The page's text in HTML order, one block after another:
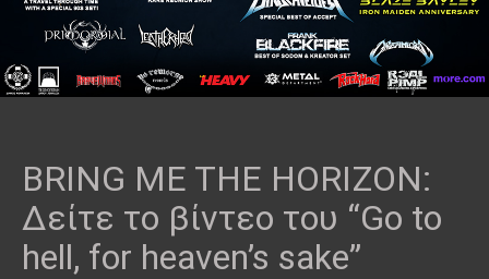
BRING ME THE HORIZON:
Δείτε το βίντεο του “Go to
hell, for heaven’s sake”